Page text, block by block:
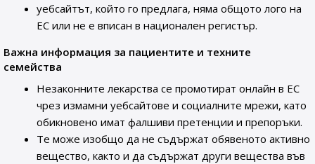
уебсайтът, който го предлага, няма общото лого на
ЕС или не е вписан в национален регистър.
Важна информация за пациентите и техните
семейства
Незаконните лекарства се промотират онлайн в ЕС
чрез измамни уебсайтове и социалните мрежи, като
обикновено имат фалшиви претенции и препоръки.
Те може изобщо да не съдържат обявеното активно
вещество, както и да съдържат други вещества във